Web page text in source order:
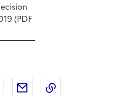
(PDF
sur X
Partager sur LinkedIn
Partager par email